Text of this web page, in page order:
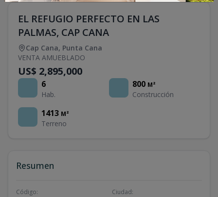
EL REFUGIO PERFECTO EN LAS
PALMAS, CAP CANA
Cap Cana, Punta Cana
VENTA AMUEBLADO
US$ 2,895,000
6
Hab.
800 M²
Construcción
1413 M²
Terreno
Resumen
Código: Ciudad: